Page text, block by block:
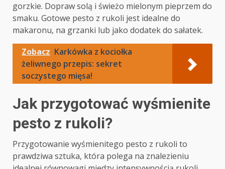
gorzkie. Dopraw solą i świeżo mielonym pieprzem do
smaku. Gotowe pesto z rukoli jest idealne do
makaronu, na grzanki lub jako dodatek do sałatek.
Zobacz Karkówka z kociołka
żeliwnego przepis: sekret
soczystego mięsa!
Jak przygotować wyśmienite
pesto z rukoli?
Przygotowanie wyśmienitego pesto z rukoli to
prawdziwa sztuka, która polega na znalezieniu